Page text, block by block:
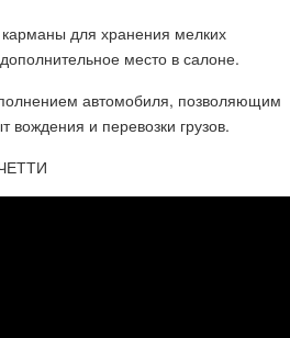
для хранения мелких
место в салоне.
автомобиля, позволяющим
вождения и перевозки грузов.